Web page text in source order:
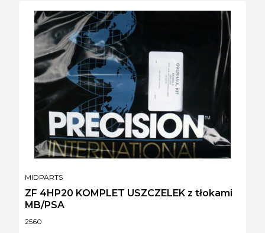
Kod produktu
2560
ZF 4HP20 KOMPLET USZCZELEK z tłokami
MB/PSA
PRODUCENT
MIDPARTS